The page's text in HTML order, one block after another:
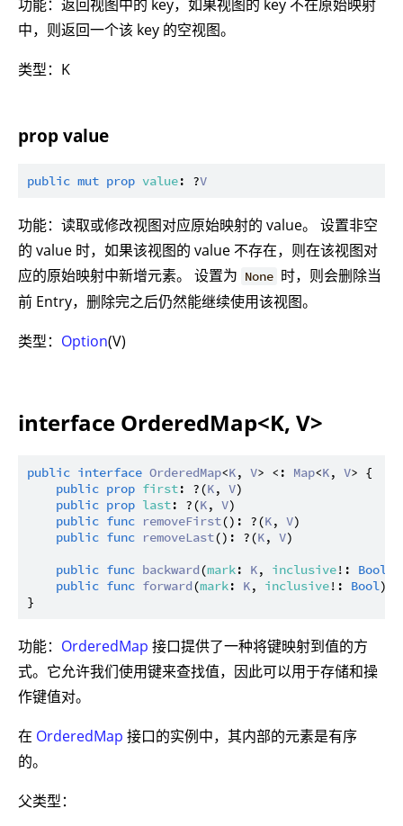
功能：返回视图中的 key，如果视图的 key 不在原始映射
中，则返回一个该 key 的空视图。
类型：K
prop value
public mut prop value: ?V
功能：读取或修改视图对应原始映射的 value。 设置非空
的 value 时，如果该视图的 value 不存在，则在该视图对
应的原始映射中新增元素。 设置为 None 时，则会删除当
前 Entry，删除完之后仍然能继续使用该视图。
类型： Option(V)
interface OrderedMap<K, V>
public interface OrderedMap<K, V> <: Map<K, V> {
public prop first: ?(K, V)
public prop last: ?(K, V)
public func removeFirst(): ?(K, V)
public func removeLast(): ?(K, V)
public func backward(mark: K, inclusive!: Bool
public func forward(mark: K, inclusive!: Bool):
功能： OrderedMap 接口提供了一种将键映射到值的方
式。它允许我们使用键来查找值，因此可以用于存储和操
作键值对。
在 OrderedMap 接口的实例中，其内部的元素是有序
的。
父类型：